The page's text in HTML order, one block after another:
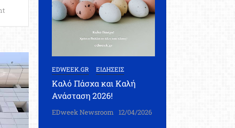
on
θέματα
που
έπεσαν
στις
εξετάσεις
και
EDWEEK.GR ΕΙΔΗΣΕΙΣ
Καλό Πάσχα και Καλή
Ανάσταση 2026!
EDweek Newsroom 12/04/2026